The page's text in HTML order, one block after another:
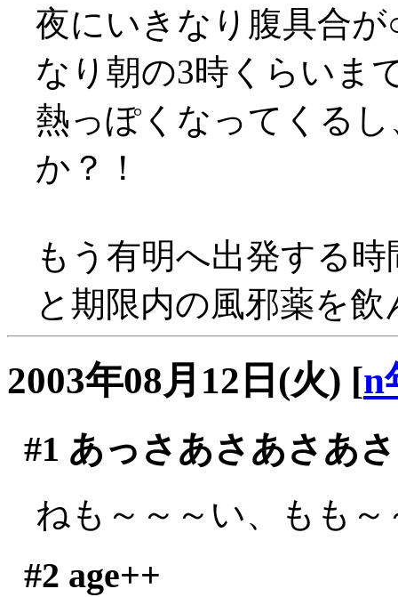
夜にいきなり腹具合
なり朝の3時くらいま
熱っぽくなってくる
か？！
もう有明へ出発する
と期限内の風邪薬を
2003年08月12日(火) [n
#1 あっさあさあさあ
ねも～～～い、もも～
#2 age++